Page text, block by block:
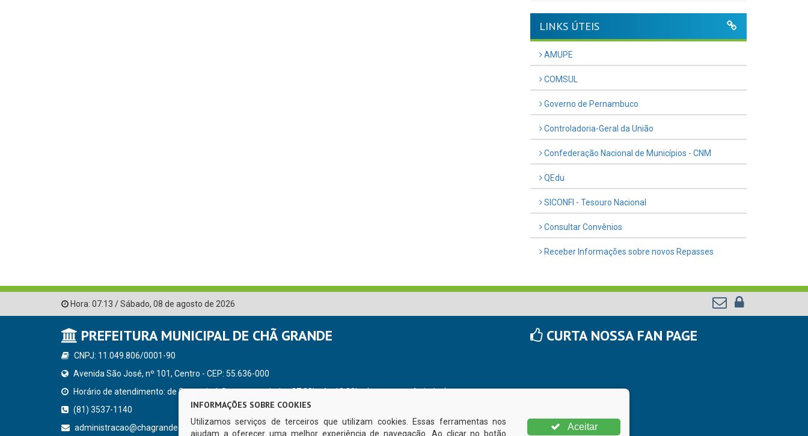
LINKS ÚTEIS
AMUPE
COMSUL
Governo de Pernambuco
Controladoria-Geral da União
Confederação Nacional de Municípios - CNM
QEdu
SICONFI - Tesouro Nacional
Consultar Convênios
Receber Informações sobre novos Repasses
Hora: 07:13 /Sábado, 08 de agosto de 2026
PREFEITURA MUNICIPAL DE CHÃ GRANDE
CNPJ: 11.049.806/0001-90
Avenida São José, nº 101, Centro - CEP: 55.636-000
Horário de atendimento: de Segunda à Sexta, a partir das 07:00hs às 13:00hs (exceto nos feriados)
(81) 3537-1140
administracao@chagrande.pe.gov.br
CURTA NOSSA FAN PAGE
INFORMAÇÕES SOBRE COOKIES
Utilizamos serviços de terceiros que utilizam cookies. Essas ferramentas nos
ajudam a oferecer uma melhor experiência de navegação. Ao clicar no botão
Aceitar